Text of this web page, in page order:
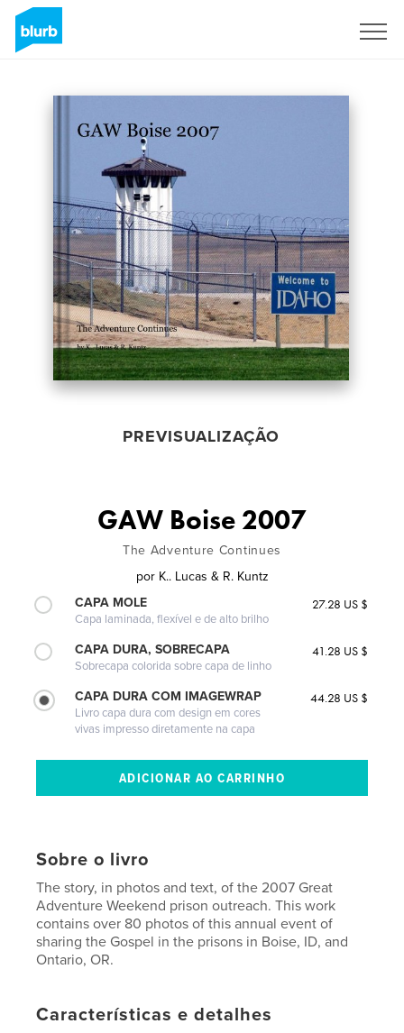
PREVISUALIZAÇÃO
GAW Boise 2007
The Adventure Continues
por K.. Lucas & R. Kuntz
CAPA MOLE
Capa laminada, flexível e de alto brilho
27.28 US $
CAPA DURA, SOBRECAPA
Sobrecapa colorida sobre capa de linho
41.28 US $
CAPA DURA COM IMAGEWRAP
Livro capa dura com design em cores
vivas impresso diretamente na capa
44.28 US $
Sobre o livro
The story, in photos and text, of the 2007 Great
Adventure Weekend prison outreach. This work
contains over 80 photos of this annual event of
sharing the Gospel in the prisons in Boise, ID, and
Ontario, OR.
Características e detalhes